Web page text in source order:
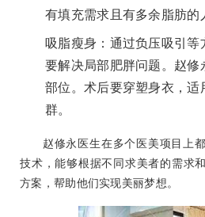
有填充需求且有多余脂肪的
吸脂瘦身：通过负压吸引
要解决局部肥胖问题。赵修
部位。术后要穿塑身衣，适
群。
赵修永医生在多个医美项目上
技术，能够根据不同求美者的需求
方案，帮助他们实现美丽梦想。